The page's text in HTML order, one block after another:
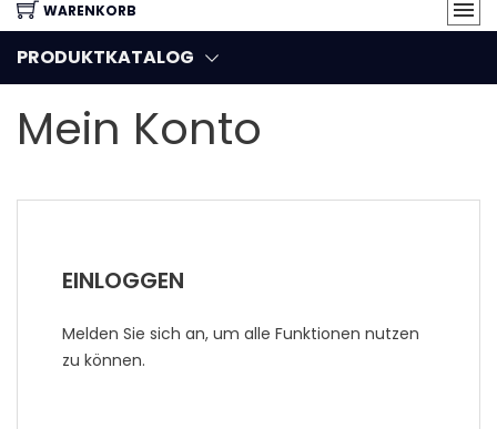
WARENKORB
PRODUKTKATALOG
Mein Konto
EINLOGGEN
Melden Sie sich an, um alle Funktionen nutzen
zu können.